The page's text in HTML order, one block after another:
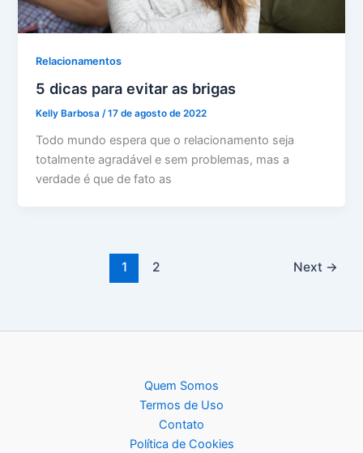
Relacionamentos
5 dicas para evitar as brigas
Kelly Barbosa/17 de agosto de 2022
Todo mundo espera que o relacionamento seja
totalmente agradável e sem problemas, mas a
verdade é que de fato as
1 2 Next →
Quem Somos
Termos de Uso
Contato
Política de Cookies